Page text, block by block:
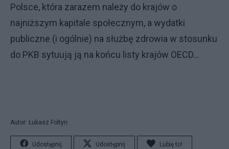
Polsce, która zarazem należy do krajów o
najniższym kapitale społecznym, a wydatki
publiczne (i ogólnie) na służbę zdrowia w stosunku
do PKB sytuują ją na końcu listy krajów OECD...
Autor: Łukasz Foltyn
Udostępnij Udostępnij Lubię to!